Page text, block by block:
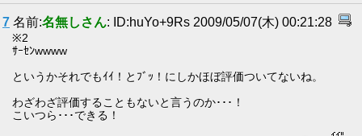
7 名前:名無しさん: ID:huYo+9Rs 2009/05/07(木) 00:21:28
※2
ｻｰｾﾝwwww
というかそれでもｲｲ！とﾌﾞｯ！にしかほぼ評価ついてないね。
わざわざ評価することもないと言うのか･･･！
こいつら･･･できる！